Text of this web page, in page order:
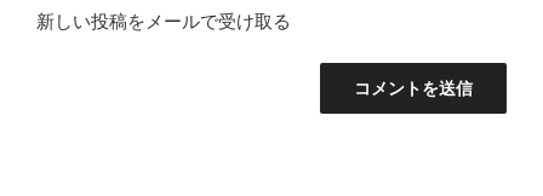
新しい投稿をメールで受け取る